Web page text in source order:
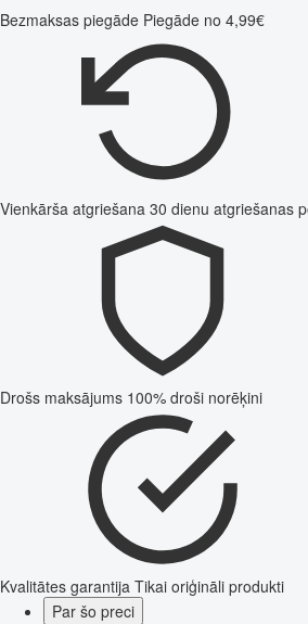
Bezmaksas piegāde Piegāde no 4,99€
Vienkārša atgriešana 30 dienu atgriešanas
Drošs maksājums 100% droši norēķini
Kvalitātes garantija Tikai oriģināli produkti
Par šo preci